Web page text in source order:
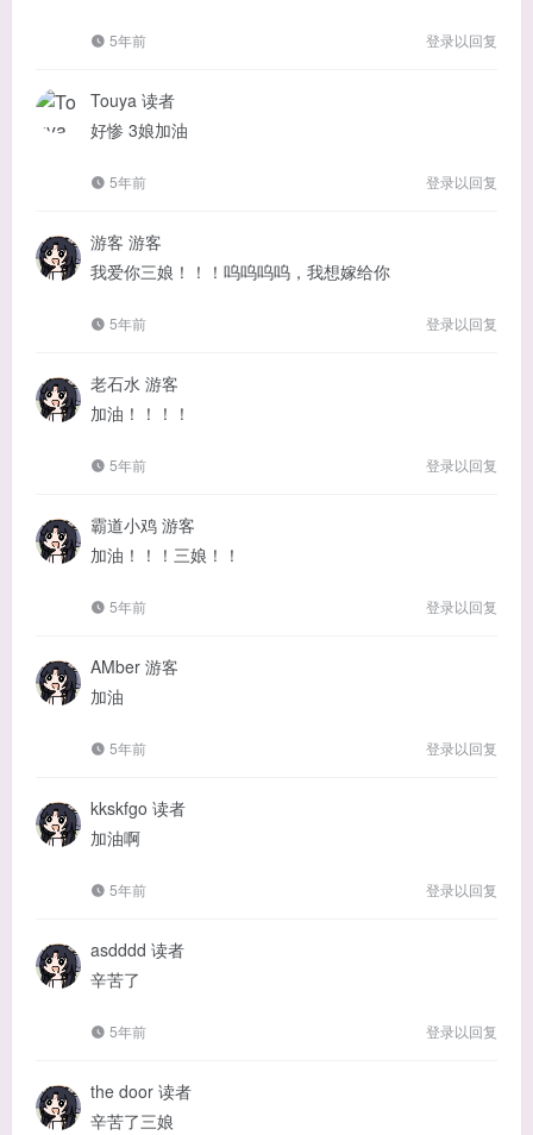
5年前 登录以回复
Touya 读者
好惨 3娘加油
5年前 登录以回复
游客 游客
我爱你三娘！！！呜呜呜呜，我想嫁给你
5年前 登录以回复
老石水 游客
加油！！！！
5年前 登录以回复
霸道小鸡 游客
加油！！！三娘！！
5年前 登录以回复
AMber 游客
加油
5年前 登录以回复
kkskfgo 读者
加油啊
5年前 登录以回复
asdddd 读者
辛苦了
5年前 登录以回复
the door 读者
辛苦了三娘